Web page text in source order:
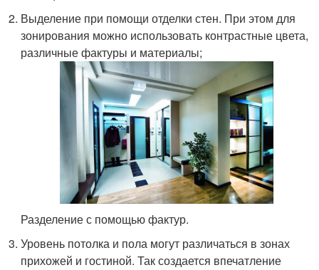
Выделение при помощи отделки стен. При этом для
зонирования можно использовать контрастные цвета,
различные фактуры и материалы;
Разделение с помощью фактур.
Уровень потолка и пола могут различаться в зонах
прихожей и гостиной. Так создается впечатление